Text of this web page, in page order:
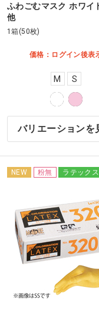
ふわごむマスク ホワイ
他
1箱(50枚)
価格：ログイン後表
M S
バリエーションを
NEW 粉無 ラテックス